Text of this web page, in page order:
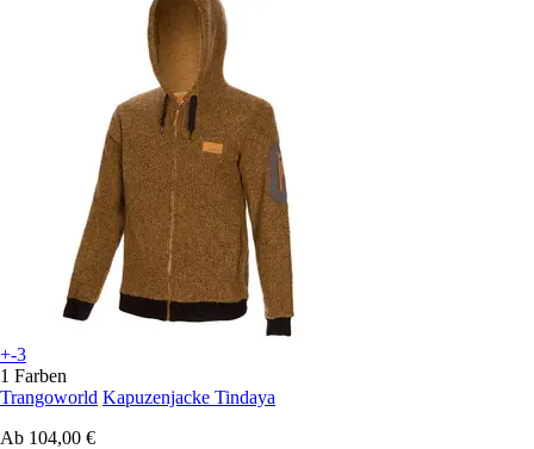
+-3
1 Farben
Trangoworld Kapuzenjacke Tindaya
Ab 104,00 €